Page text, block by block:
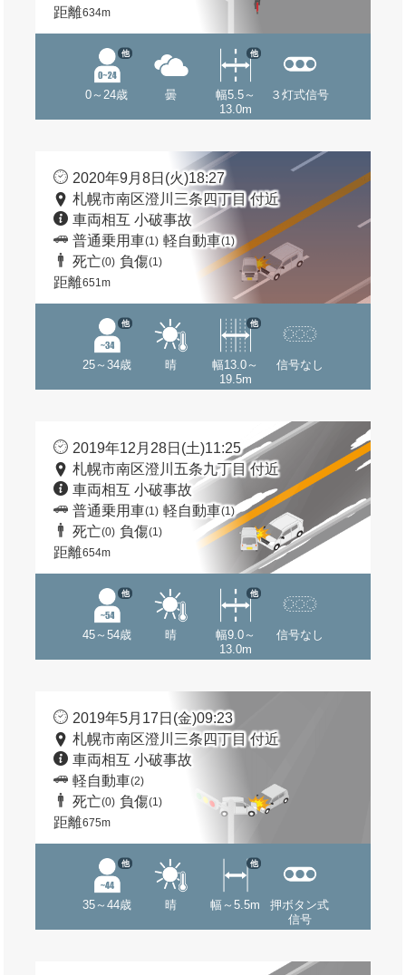
距離634m
0～24歳
他
曇
幅5.5～
13.0m
他
３灯式信号
2020年9月8日(火)18:27
札幌市南区澄川三条四丁目 付近
車両相互 小破事故
普通乗用車(1) 軽自動車(1)
死亡(0) 負傷(1)
距離651m
25～34歳
他
晴
幅13.0～
19.5m
他
信号なし
2019年12月28日(土)11:25
札幌市南区澄川五条九丁目 付近
車両相互 小破事故
普通乗用車(1) 軽自動車(1)
死亡(0) 負傷(1)
距離654m
45～54歳
他
晴
幅9.0～
13.0m
他
信号なし
2019年5月17日(金)09:23
札幌市南区澄川三条四丁目 付近
車両相互 小破事故
軽自動車(2)
死亡(0) 負傷(1)
距離675m
35～44歳
他
晴 幅～5.5m
他
押ボタン式
信号